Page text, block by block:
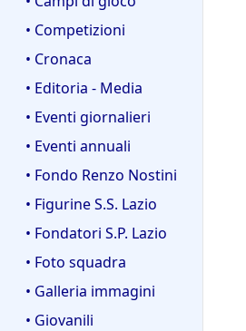
• Competizioni
• Cronaca
• Editoria - Media
• Eventi giornalieri
• Eventi annuali
• Fondo Renzo Nostini
• Figurine S.S. Lazio
• Fondatori S.P. Lazio
• Foto squadra
• Galleria immagini
• Giovanili